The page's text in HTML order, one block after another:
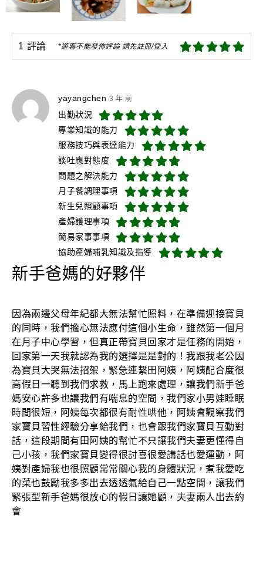
1 評論 *遊客不能發佈評論 請先註冊/登入
yayangchen 3 年 前
出勤狀況
專業知識的能力
服務技巧與表達能力
談吐應對態度
問題之解決能力
月子餐調理事項
新生兒照顧事項
產婦護理事項
簡易家事事項
協助產婦哺乳知識及指導
新手爸媽的好夥伴
因為兩邊父母年紀都大無法幫忙照料，在準備迎接寶貝
的同時，我們擔心無法應付這個小生命，雖然第一個月
在月子中心學習，但真正帶寶貝回家才是任務的開始，
回家第一天我就認為我的選擇是是對的！我跟我老公因
為寶貝大哭無法招架，緊急連繫田阿姨，阿姨配合度很
高假日一聽到我們求救，馬上跑來處理，讓我們新手爸
媽安心許多也讓我們有喘息的空間，我們家小男娃睡眠
時間很短，阿姨每次都很有耐性哄他，阿姨會觀察我們
家寶貝習性經驗分享給我們，也會跟我們家寶貝互動對
話，這段期間有田阿姨的幫忙不只讓我們夫妻更懂得自
己小孩，我們家寶貝變得很討喜很愛講話也愛運動，阿
姨對產婦我也很照顧常常關心我的身體狀況，煮我愛吃
的菜也鼓勵我多多出去透透氣給自己一點空間，讓我們
緊張型新手爸媽很放心的假日讓她顧，夫妻兩人出去約
會